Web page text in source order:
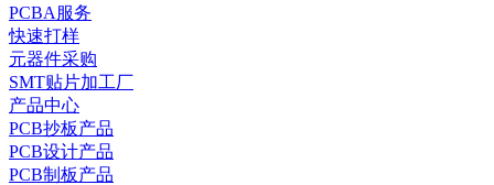
PCBA服务
快速打样
元器件采购
SMT贴片加工厂
产品中心
PCB抄板产品
PCB设计产品
PCB制板产品